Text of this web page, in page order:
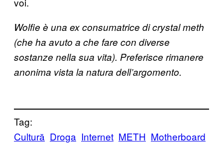
Wolfie è una ex consumatrice di crystal meth
(che ha avuto a che fare con diverse
sostanze nella sua vita). Preferisce rimanere
anonima vista la natura dell’argomento.
Tag:
Cultură Droga Internet METH Motherboard